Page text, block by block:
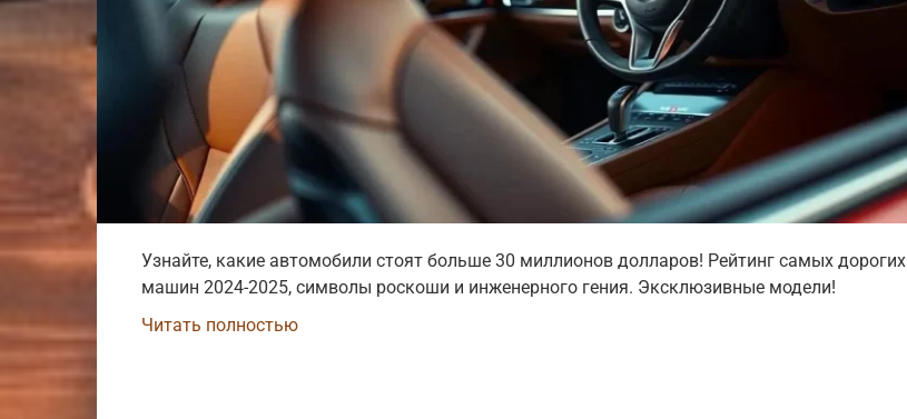
Узнайте, какие автомобили стоят больше 30 миллионов долларов! Рейтинг самых дорогих
машин 2024-2025, символы роскоши и инженерного гения. Эксклюзивные модели!
Читать полностью